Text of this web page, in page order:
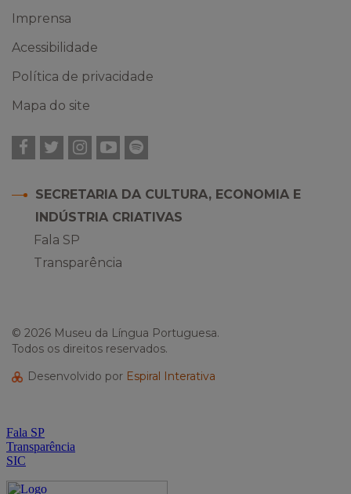
Imprensa
Acessibilidade
Política de privacidade
Mapa do site
Facebook
Twitter
Instagram
YouTube
Spotify
SECRETARIA DA CULTURA, ECONOMIA E
INDÚSTRIA CRIATIVAS
Fala SP
Transparência
© 2026 Museu da Língua Portuguesa.
Todos os direitos reservados.
Desenvolvido por Espiral Interativa